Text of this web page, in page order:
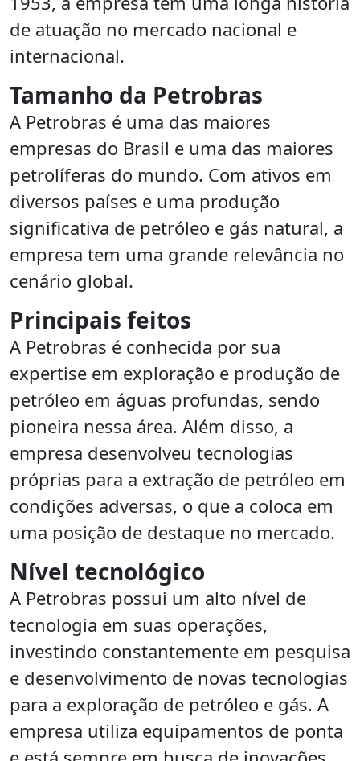
de atuação no mercado nacional e
internacional.
Tamanho da Petrobras
A Petrobras é uma das maiores
empresas do Brasil e uma das maiores
petrolíferas do mundo. Com ativos em
diversos países e uma produção
significativa de petróleo e gás natural, a
empresa tem uma grande relevância no
cenário global.
Principais feitos
A Petrobras é conhecida por sua
expertise em exploração e produção de
petróleo em águas profundas, sendo
pioneira nessa área. Além disso, a
empresa desenvolveu tecnologias
próprias para a extração de petróleo em
condições adversas, o que a coloca em
uma posição de destaque no mercado.
Nível tecnológico
A Petrobras possui um alto nível de
tecnologia em suas operações,
investindo constantemente em pesquisa
e desenvolvimento de novas tecnologias
para a exploração de petróleo e gás. A
empresa utiliza equipamentos de ponta